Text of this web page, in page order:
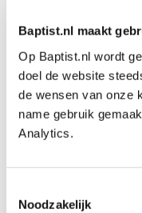
Baptist.nl maakt
Op Baptist.nl wordt
doel de website
de wensen van onze
name gebruik
Analytics.
Noodzakelijk
Op
€